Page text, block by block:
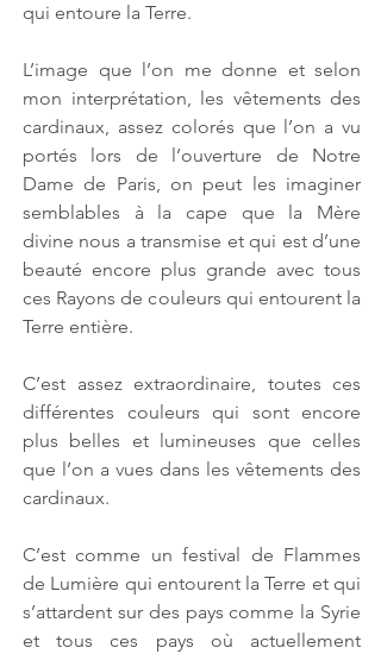
qui entoure la Terre.
L’image que l’on me donne et selon
mon interprétation, les vêtements des
cardinaux, assez colorés que l’on a vu
portés lors de l’ouverture de Notre
Dame de Paris, on peut les imaginer
semblables à la cape que la Mère
divine nous a transmise et qui est d’une
beauté encore plus grande avec tous
ces Rayons de couleurs qui entourent la
Terre entière.
C’est assez extraordinaire, toutes ces
différentes couleurs qui sont encore
plus belles et lumineuses que celles
que l’on a vues dans les vêtements des
cardinaux.
C’est comme un festival de Flammes
de Lumière qui entourent la Terre et qui
s’attardent sur des pays comme la Syrie
et tous ces pays où actuellement